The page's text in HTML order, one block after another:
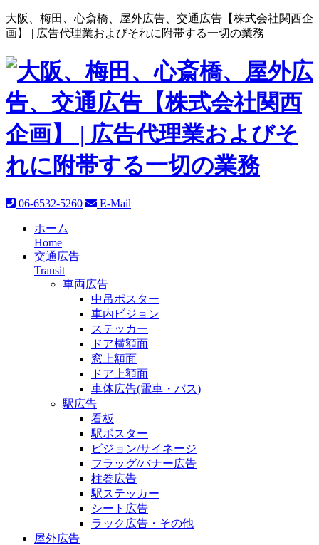
大阪、梅田、心斎橋、屋外広告、交通広告【株式会社関西企
画】 | 広告代理業およびそれに附帯する一切の業務
06-6532-5260 E-Mail
ホーム
Home
交通広告
Transit
車両広告
中吊ポスター
車内ビジョン
ステッカー
ドア横額面
窓上額面
ドア上額面
車体広告(電車・バス)
駅広告
看板
駅ポスター
ビジョン/サイネージ
フラッグ/バナー広告
柱巻広告
駅ステッカー
シート広告
ラック広告・その他
屋外広告